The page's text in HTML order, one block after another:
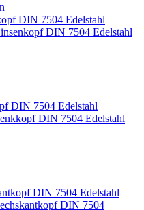
DIN 7504 Edelstahl
DIN 7504 Edelstahl
DIN 7504 Edelstahl
DIN 7504 Edelstahl
DIN 7504 Edelstahl
DIN 7504